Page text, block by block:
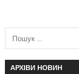
АРХІВИ НОВИН